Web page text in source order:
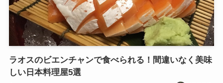
ラオスのビエンチャンで食べられる！間違いなく美味
しい日本料理屋5選